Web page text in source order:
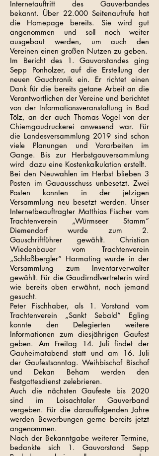
Internetauftritt des Gauverbandes
bekannt. Über 22.000 Seitenaufrufe hat
die Homepage bereits. Sie wird gut
angenommen und soll noch weiter
ausgebaut werden, um auch den
Vereinen einen großen Nutzen zu geben.
Im Bericht des 1. Gauvorstandes ging
Sepp Ponholzer, auf die Erstellung der
neuen Gauchronik ein. Er richtet einen
Dank für die bereits getane Arbeit an die
Verantwortlichen der Vereine und berichtet
von der Informationsveranstaltung in Bad
Tölz, an der auch Thomas Vogel von der
Chiemgaudruckerei anwesend war. Für
die Landesversammlung 2019 sind schon
viele Planungen und Vorarbeiten im
Gange. Bis zur Herbstgauversammlung
wird dazu eine Kostenkalkulation erstellt.
Bei den Neuwahlen im Herbst blieben 3
Posten im Gauausschuss unbesetzt. Zwei
Posten konnten in der jetzigen
Versammlung neu besetzt werden. Unser
Internetbeauftragter Matthias Fischer vom
Trachtenverein „Würmseer Stamm“
Diemendorf wurde zum 2.
Gauschriftführer gewählt. Christian
Wiedenbauer vom Trachtenverein
„Schloßbergler“ Harmating wurde in der
Versammlung zum Inventarverwalter
gewählt. Für die Gaudirndlvertreterin wird
wie bereits oben erwähnt, noch jemand
gesucht.
Peter Fischhaber, als 1. Vorstand vom
Trachtenverein „Sankt Sebald“ Egling
konnte den Delegierten weitere
Informationen zum diesjährigen Gaufest
geben. Am Freitag 14. Juli findet der
Gauheimatabend statt und am 16. Juli
der Gaufestsonntag. Weihbischof Bischof
und Dekan Beham werden den
Festgottesdienst zelebrieren.
Auch die nächsten Gaufeste bis 2020
sind im Loisachtaler Gauverband
vergeben. Für die darauffolgenden Jahre
werden Bewerbungen gerne bereits jetzt
angenommen.
Nach der Bekanntgabe weiterer Termine,
bedankte sich 1. Gauvorstand Sepp
Ponholzer bei allen anwesenden